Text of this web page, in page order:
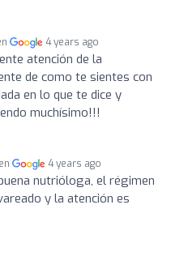
4 years ago
atención de la
de como te sientes con
en lo que te dice y
muchísimo!!!
4 years ago
nutrióloga, el régimen
y la atención es